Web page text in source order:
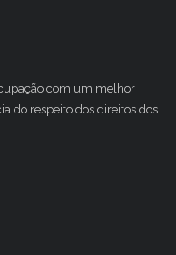
com um melhor
do respeito dos direitos dos